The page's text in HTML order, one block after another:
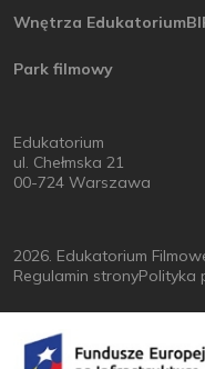
Wnętrza Edukatorium
Park filmowy
Edukatorium
ul. Chełmska 21
00-724 Warszawa
2026. Edukatorium
Regulamin stronyPolityka